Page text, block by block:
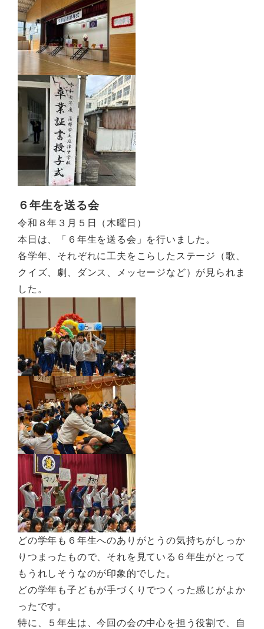
６年生を送る会
令和８年３月５日（木曜日）
本日は、「６年生を送る会」を行いました。
各学年、それぞれに工夫をこらしたステージ（歌、
クイズ、劇、ダンス、メッセージなど）が見られま
した。
どの学年も６年生へのありがとうの気持ちがしっか
りつまったもので、それを見ている６年生がとって
もうれしそうなのが印象的でした。
どの学年も子どもが手づくりでつくった感じがよか
ったです。
特に、５年生は、今回の会の中心を担う役割で、自